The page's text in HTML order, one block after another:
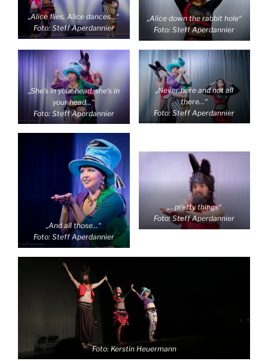
„Alice flies, Alice dances…“
Foto: Steff Aperdannier
„Alice down the rabbit hole“
Foto: Steff Aperdannier
„She’s in your head, she’s in
your head…“
Foto: Steff Aperdannier
„Never here and not all
there…“
Foto: Steff Aperdannier
„And all those…“
Foto: Steff Aperdannier
„…pretty things“
Foto: Steff Aperdannier
Foto: Kerstin Heuermann